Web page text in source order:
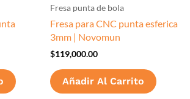
Fresa punta de bola
Fresa para CNC punta esferica
3mm | Novomun
$119,000.00
Añadir Al Carrito